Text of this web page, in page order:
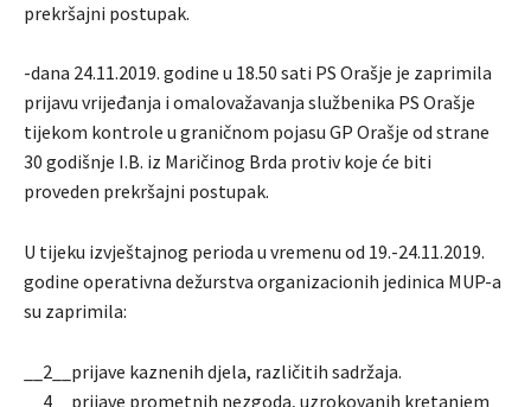
prekršajni postupak.
-dana 24.11.2019. godine u 18.50 sati PS Orašje je zaprimila
prijavu vrijeđanja i omalovažavanja službenika PS Orašje
tijekom kontrole u graničnom pojasu GP Orašje od strane
30 godišnje I.B. iz Maričinog Brda protiv koje će biti
proveden prekršajni postupak.
U tijeku izvještajnog perioda u vremenu od 19.-24.11.2019.
godine operativna dežurstva organizacionih jedinica MUP-a
su zaprimila:
__2__prijave kaznenih djela, različitih sadržaja.
__4__prijave prometnih nezgoda, uzrokovanih kretanjem